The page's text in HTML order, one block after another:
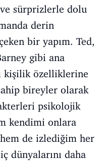
sürprizlerle dolu
derin
bir yapım. Ted,
gibi ana
kişilik özelliklerine
bireyler olarak
psikolojik
kendimi onlara
de izlediğim her
dünyalarını daha